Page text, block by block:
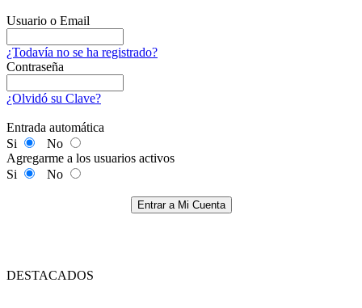
Usuario o Email
¿Todavía no se ha registrado?
Contraseña
¿Olvidó su Clave?
Entrada automática
Si
No
Agregarme a los usuarios activos
Si
No
Entrar a Mi Cuenta
DESTACADOS